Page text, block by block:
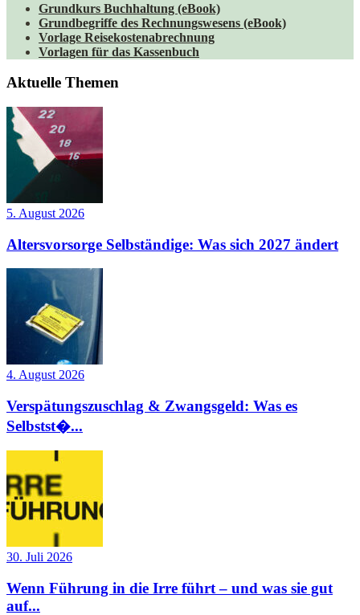
Grundkurs Buchhaltung (eBook)
Grundbegriffe des Rechnungswesens (eBook)
Vorlage Reisekostenabrechnung
Vorlagen für das Kassenbuch
Aktuelle Themen
5. August 2026
Altersvorsorge Selbständige: Was sich 2027 ändert
4. August 2026
Verspätungszuschlag & Zwangsgeld: Was es
Selbstst�...
30. Juli 2026
Wenn Führung in die Irre führt – und was sie gut
auf...